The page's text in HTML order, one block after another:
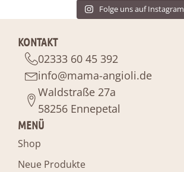
Folge uns auf Instagram
KONTAKT
02333 60 45 392
info@mama-angioli.de
Waldstraße 27a
58256 Ennepetal
MENÜ
Shop
Neue Produkte